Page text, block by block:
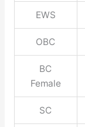
EWS
OBC
BC
Female
SC